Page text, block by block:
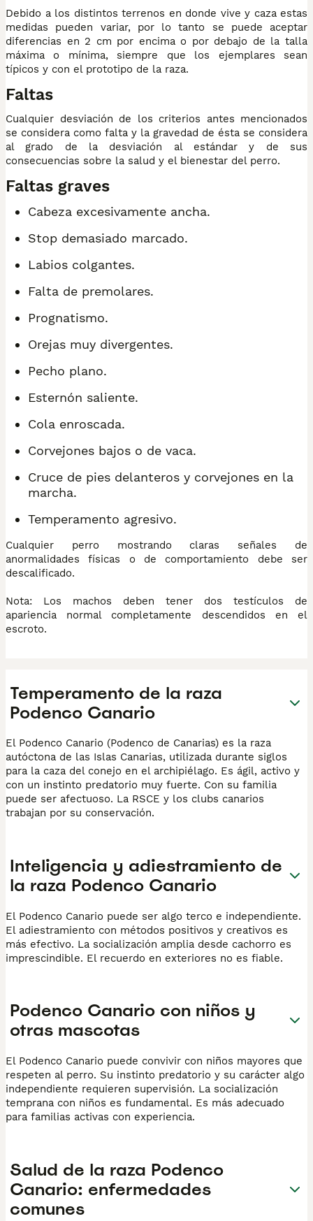
Debido a los distintos terrenos en donde vive y caza estas
medidas pueden variar, por lo tanto se puede aceptar
diferencias en 2 cm por encima o por debajo de la talla
máxima o mínima, siempre que los ejemplares sean
típicos y con el prototipo de la raza.
Faltas
Cualquier desviación de los criterios antes mencionados
se considera como falta y la gravedad de ésta se considera
al grado de la desviación al estándar y de sus
consecuencias sobre la salud y el bienestar del perro.
Faltas graves
Cabeza excesivamente ancha.
Stop demasiado marcado.
Labios colgantes.
Falta de premolares.
Prognatismo.
Orejas muy divergentes.
Pecho plano.
Esternón saliente.
Cola enroscada.
Corvejones bajos o de vaca.
Cruce de pies delanteros y corvejones en la
marcha.
Temperamento agresivo.
Cualquier perro mostrando claras señales de
anormalidades físicas o de comportamiento debe ser
descalificado.
Nota: Los machos deben tener dos testículos de
apariencia normal completamente descendidos en el
escroto.
Temperamento de la raza
Podenco Canario
El Podenco Canario (Podenco de Canarias) es la raza
autóctona de las Islas Canarias, utilizada durante siglos
para la caza del conejo en el archipiélago. Es ágil, activo y
con un instinto predatorio muy fuerte. Con su familia
puede ser afectuoso. La RSCE y los clubs canarios
trabajan por su conservación.
Inteligencia y adiestramiento de
la raza Podenco Canario
El Podenco Canario puede ser algo terco e independiente.
El adiestramiento con métodos positivos y creativos es
más efectivo. La socialización amplia desde cachorro es
imprescindible. El recuerdo en exteriores no es fiable.
Podenco Canario con niños y
otras mascotas
El Podenco Canario puede convivir con niños mayores que
respeten al perro. Su instinto predatorio y su carácter algo
independiente requieren supervisión. La socialización
temprana con niños es fundamental. Es más adecuado
para familias activas con experiencia.
Salud de la raza Podenco
Canario: enfermedades
comunes